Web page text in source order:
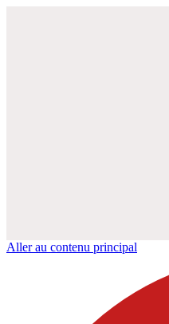
Aller au contenu principal